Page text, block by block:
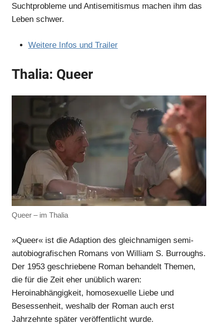
Anzeige
Suchtprobleme und Antisemitismus machen ihm das
Leben schwer.
Weitere Infos und Trailer
Thalia: Queer
Queer – im Thalia
»Queer« ist die Adaption des gleichnamigen semi-
autobiografischen Romans von William S. Burroughs.
Der 1953 geschriebene Roman behandelt Themen,
die für die Zeit eher unüblich waren:
Heroinabhängigkeit, homosexuelle Liebe und
Besessenheit, weshalb der Roman auch erst
Jahrzehnte später veröffentlicht wurde.